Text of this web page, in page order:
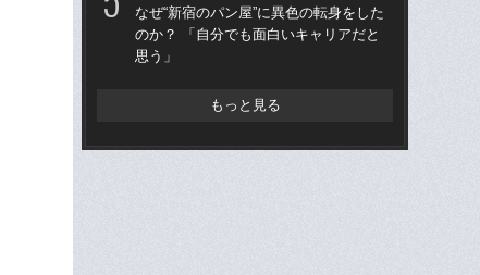
なぜ“新宿のパン屋”に異色の転身をした
のか？ 「自分でも面白いキャリアだと
思う」
もっと見る